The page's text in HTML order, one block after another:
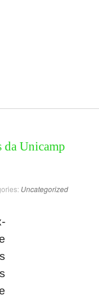
da Unicamp
Uncategorized